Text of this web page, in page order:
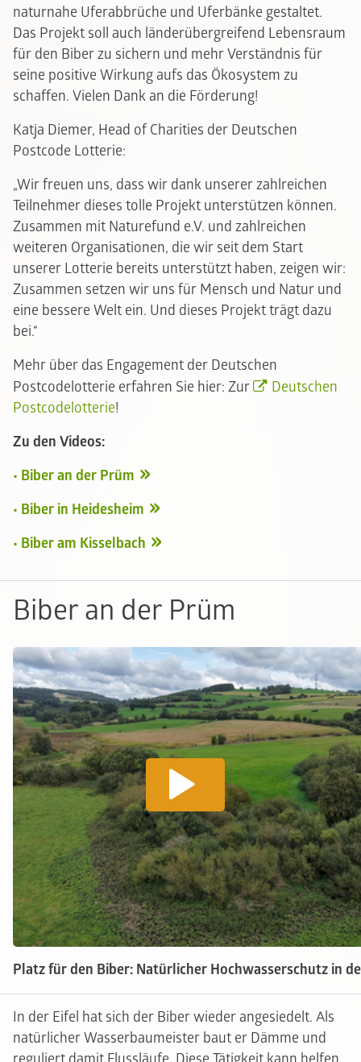
naturnahe Uferabbrüche und Uferbänke gestaltet.
Das Projekt soll auch länderübergreifend Lebensraum
für den Biber zu sichern und mehr Verständnis für
seine positive Wirkung aufs das Ökosystem zu
schaffen. Vielen Dank an die Förderung!
Katja Diemer, Head of Charities der Deutschen
Postcode Lotterie:
„Wir freuen uns, dass wir dank unserer zahlreichen
Teilnehmer dieses tolle Projekt unterstützen können.
Zusammen mit Naturefund e.V. und zahlreichen
weiteren Organisationen, die wir seit dem Start
unserer Lotterie bereits unterstützt haben, zeigen wir:
Zusammen setzen wir uns für Mensch und Natur und
eine bessere Welt ein. Und dieses Projekt trägt dazu
bei.“
Mehr über das Engagement der Deutschen
Postcodelotterie erfahren Sie hier: Zur
Deutschen
Postcodelotterie!
Zu den Videos:
• Biber an der Prüm
• Biber in Heidesheim
• Biber am Kisselbach
Biber an der Prüm
Platz für den Biber: Natürlicher Hochwasserschutz in
In der Eifel hat sich der Biber wieder angesiedelt. Als
natürlicher Wasserbaumeister baut er Dämme und